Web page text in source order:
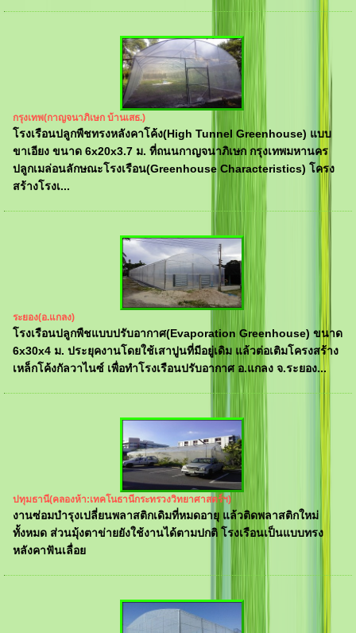
กรุงเทพ(กาญจนาภิเษก บ้านเสธ.)
โรงเรือนปลูกพืชทรงหลังคาโค้ง(High Tunnel Greenhouse) แบบ
ขาเอียง ขนาด 6x20x3.7 ม. ที่ถนนกาญจนาภิเษก กรุงเทพมหานคร
ปลูกเมล่อนลักษณะโรงเรือน(Greenhouse Characteristics) โครง
สร้างโรงเ...
ระยอง(อ.แกลง)
โรงเรือนปลูกพืชแบบปรับอากาศ(Evaporation Greenhouse) ขนาด
6x30x4 ม. ประยุคงานโดยใช้เสาปูนที่มีอยู่เดิม แล้วต่อเติมโครงสร้าง
เหล็กโค้งกัลวาไนซ์ เพื่อทำโรงเรือนปรับอากาศ อ.แกลง จ.ระยอง...
ปทุมธานี(คลองห้า:เทคโนธานีกระทรวงวิทยาศาสตร์ฯ)
งานซ่อมบำรุงเปลี่ยนพลาสติกเดิมที่หมดอายุ แล้วติดพลาสติกใหม่
ทั้งหมด ส่วนมุ้งตาข่ายยังใช้งานได้ตามปกติ โรงเรือนเป็นแบบทรง
หลังคาฟันเลื่อย